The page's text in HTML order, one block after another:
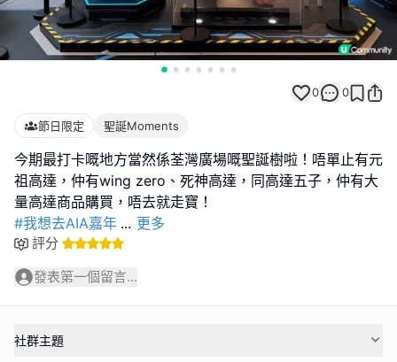
0 0
節日限定 聖誕Moments
今期最打卡嘅地方當然係荃灣廣場嘅聖誕樹啦！唔單止有元
祖高達，仲有wing zero、死神高達，同高達五子，仲有大
#我想去AIA嘉年 ... 更多
評分
發表第一個留言...
社群主題